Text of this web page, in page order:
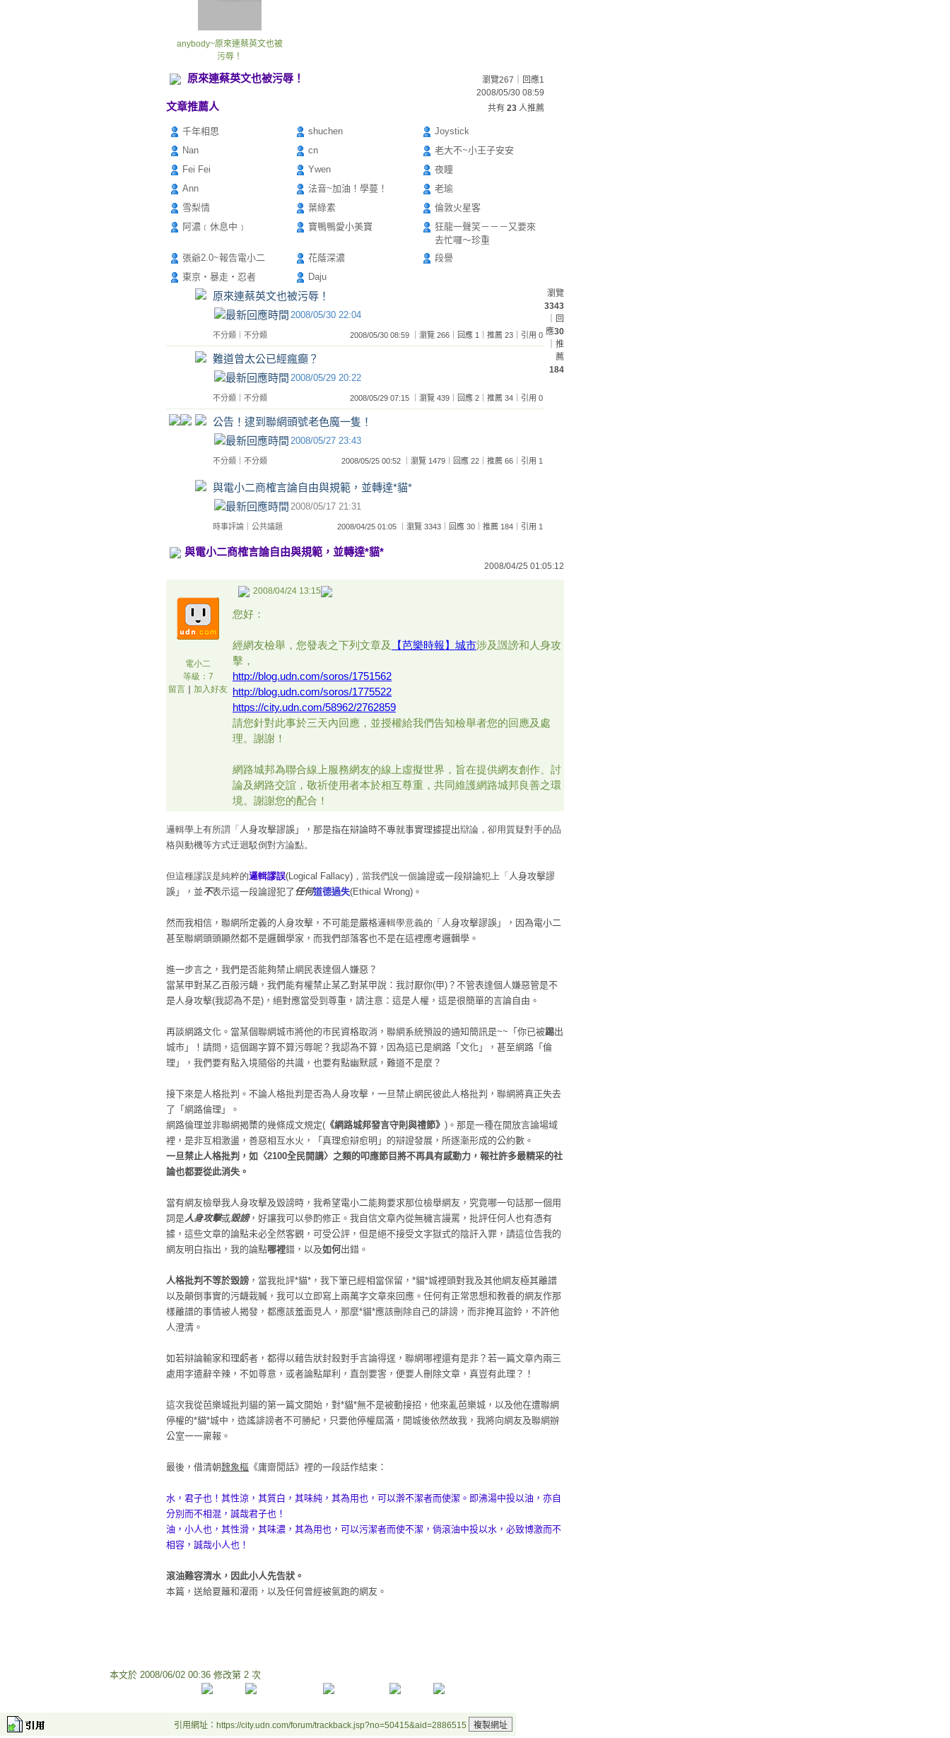
anybody~原來連蔡英文也被
污辱！
原來連蔡英文也被污辱！
瀏覽267｜回應1
2008/05/30 08:59
文章推薦人 共有 23 人推薦
千年相思 shuchen
Joystick
Nan
cn
老大不~小王子安安
Fei Fei
Ywen
夜瞳
Ann
法音~加油！學蔓！
老瑜
雪梨情
葉綠素
倫敦火星客
阿濃﹝休息中﹞
寶鴨鴨愛小美寶
狂龍一聲笑－－－又要來
去忙囉～珍重
張爺2.0~報告電小二
花蔭深濃
段譽
東京‧暴走‧忍者
Daju
原來連蔡英文也被污辱！
2008/05/30 22:04
不分類 不分類 2008/05/30 08:59 ｜瀏覽 266｜回應 1｜推薦 23｜引用 0
難道曾太公已經瘋癲？
2008/05/29 20:22
不分類 不分類 2008/05/29 07:15 ｜瀏覽 439｜回應 2｜推薦 34｜引用 0
公告！逮到聯網頭號老色魔一隻！
2008/05/27 23:43
不分類 不分類 2008/05/25 00:52 ｜瀏覽 1479｜回應 22｜推薦 66｜引用 1
與電小二商榷言論自由與規範，並轉達*貓*
2008/05/17 21:31
時事評論 公共議題 2008/04/25 01:05 ｜瀏覽 3343｜回應 30｜推薦 184｜引用 1
與電小二商榷言論自由與規範，並轉達*貓*
瀏覽
3343
｜回
應30
｜推
薦
184
2008/04/25 01:05:12
電小二
等級：7
留言
加入好友
2008/04/24 13:15
您好：
經網友檢舉，您發表之下列文章及 【芭樂時報】城市涉及譭謗和人身攻
擊，
http://blog.udn.com/soros/1751562
http://blog.udn.com/soros/1775522
https://city.udn.com/58962/2762859
請您針對此事於三天內回應，並授權給我們告知檢舉者您的回應及處
理。謝謝！
網路城邦為聯合線上服務網友的線上虛擬世界，旨在提供網友創作、討
論及網路交誼，敬祈使用者本於相互尊重，共同維護網路城邦良善之環
境。謝謝您的配合！
邏輯學上有所謂「 人身攻擊謬誤」，那是指在辯論時不專就事實理據提出辯論，卻用質疑對手的品
格與動機等方式迂迴駁倒對方論點。
但這種謬誤是純粹的邏輯謬誤(Logical Fallacy)，當我們說一個論證或一段辯論犯上「 人身攻擊謬
誤」，並不表示這一段論證犯了任何道德過失(Ethical Wrong)。
然而我相信，聯網所定義的人身攻擊，不可能是嚴格邏輯學意義的「 人身攻擊謬誤」，因為電小二
甚至聯網頭頭顯然都不是邏輯學家，而我們部落客也不是在這裡應考邏輯學。
進一步言之，我們是否能夠禁止網民表達個人嫌惡？
當某甲對某乙百般污衊，我們能有權禁止某乙對某甲說：我討厭你(甲)？不管表達個人嫌惡管是不
是人身攻擊(我認為不是)，絕對應當受到尊重，請注意：這是人權，這是很簡單的言論自由。
再談網路文化。當某個聯網城市將他的市民資格取消，聯網系統預設的通知簡訊是~~「你已被踢出
城市」！請問，這個踢字算不算污辱呢？我認為不算，因為這已是網路「文化」，甚至網路「倫
理」，我們要有點入境隨俗的共識，也要有點幽默感，難道不是麼？
接下來是人格批判。不論人格批判是否為人身攻擊，一旦禁止網民彼此人格批判，聯網將真正失去
了「網路倫理」。
網路倫理並非聯網揭櫫的幾條成文規定( 《網路城邦發言守則與禮節》 )。那是一種在開放言論場域
裡，是非互相激盪，善惡相互水火，「真理愈辯愈明」的辯證發展，所逐漸形成的公約數。
一旦禁止人格批判，如〈2100全民開講〉之類的叩應節目將不再具有感動力，報社許多最精采的社
論也都要從此消失。
當有網友檢舉我人身攻擊及毀謗時，我希望電小二能夠要求那位檢舉網友，究竟哪一句話那一個用
詞是人身攻擊或毀謗，好讓我可以參酌修正。我自信文章內從無穢言謾罵，批評任何人也有憑有
據，這些文章的論點未必全然客觀，可受公評，但是絕不接受文字獄式的陰訐入罪，請這位告我的
網友明白指出，我的論點哪裡錯，以及如何出錯。
人格批判不等於毀謗 ，當我批評*貓*，我下筆已經相當保留，*貓*城裡頭對我及其他網友極其離譜
以及顛倒事實的污衊栽贓，我可以立即寫上兩萬字文章來回應。任何有正常思想和教養的網友作那
樣離譜的事情被人揭發，都應該羞面見人，那麼*貓*應該刪除自己的誹謗，而非掩耳盜鈴，不許他
人澄清。
如若辯論輸家和理虧者，都得以藉告狀封殺對手言論得逞，聯網哪裡還有是非？若一篇文章內兩三
處用字遣辭辛辣，不如尊意，或者論點犀利，直剖要害，便要人刪除文章，真豈有此理？！
這次我從芭樂城批判貓的第一篇文開始，對*貓*無不是被動接招，他來亂芭樂城，以及他在遭聯網
停權的*貓*城中，造謠誹謗者不可勝紀，只要他停權屆滿，開城後依然故我，我將向網友及聯網辦
公室一一稟報。
最後，借清朝魏象樞 《庸齋閒話》裡的一段話作結束：
水，君子也！其性涼，其質白，其味純，其為用也，可以澣不潔者而使潔。即沸湯中投以油，亦自
分別而不相混，誠哉君子也！
油，小人也，其性滑，其味濃，其為用也，可以污潔者而使不潔，倘滾油中投以水，必致博激而不
相容，誠哉小人也！
滾油難容清水，因此小人先告狀。
本篇，送給夏籬和濯雨，以及任何曾經被氣跑的網友。
本文於 2008/06/02 00:36 修改第 2 次
引用網址：https://city.udn.com/forum/trackback.jsp?no=50415&aid=2886515